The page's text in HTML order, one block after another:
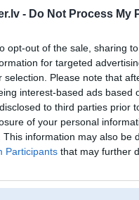
- Do Not Process My
opt-out of the sale, sharing
for targeted
selection. Please note that
interest-based ads based
to third parties prior
of your personal
This information may also be
Participants that may further
Forums Galerijas
Lietotāja
Lietotājvārds:
Ziņojumi forumā:
[